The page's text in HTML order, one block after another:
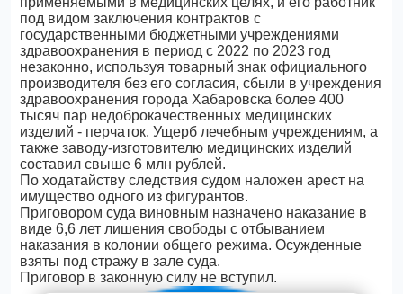
под видом заключения контрактов с
государственными бюджетными учреждениями
здравоохранения в период с 2022 по 2023 год
незаконно, используя товарный знак официального
производителя без его согласия, сбыли в учреждения
здравоохранения города Хабаровска более 400
тысяч пар недоброкачественных медицинских
изделий - перчаток. Ущерб лечебным учреждениям, а
также заводу-изготовителю медицинских изделий
составил свыше 6 млн рублей.
По ходатайству следствия судом наложен арест на
имущество одного из фигурантов.
Приговором суда виновным назначено наказание в
виде 6,6 лет лишения свободы с отбыванием
наказания в колонии общего режима. Осужденные
взяты под стражу в зале суда.
Приговор в законную силу не вступил.